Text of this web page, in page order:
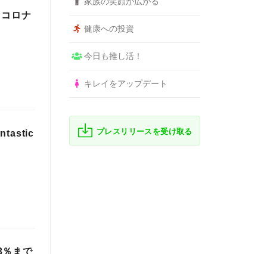
ロナ
％まで
健康への投資
今日も推し活！
キレイをアップデート
プレスリリースを受け取る